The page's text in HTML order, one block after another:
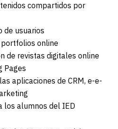
compartidos por
de usuarios
portfolios online
de revistas digitales online
Pages
aplicaciones de CRM, e-e-
los alumnos del IED